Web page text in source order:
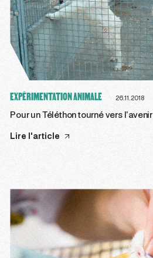
EXPÉRIMENTATION ANIMALE 26.11.2018
Pour un Téléthon tourné vers l’avenir
Lire l'article